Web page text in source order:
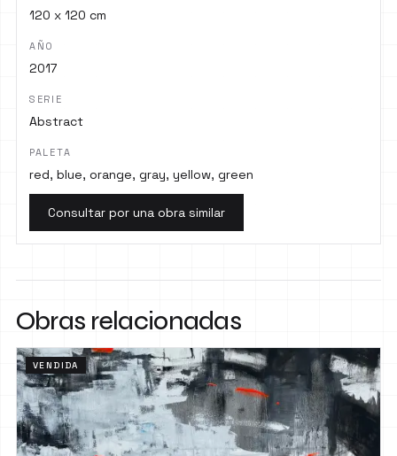
120 x 120 cm
AÑO
2017
SERIE
Abstract
PALETA
red, blue, orange, gray, yellow, green
Consultar por una obra similar
Obras relacionadas
VENDIDA